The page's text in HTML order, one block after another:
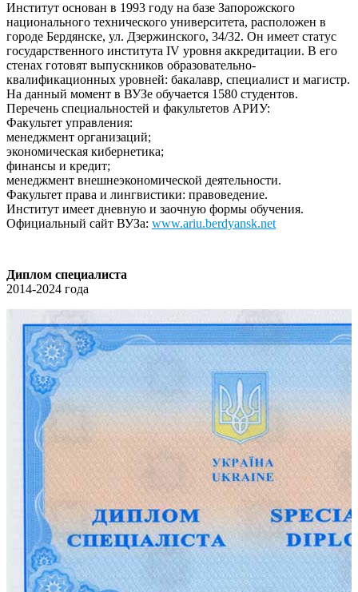
Институт основан в 1993 году на базе Запорожского
национального технического университета, расположен в
городе Бердянске, ул. Дзержинского, 34/32. Он имеет статус
государственного института IV уровня аккредитации. В его
стенах готовят выпускников образовательно-
квалификационных уровней: бакалавр, специалист и магистр.
На данный момент в ВУЗе обучается 1580 студентов.
Перечень специальностей и факультетов АРИУ:
Факультет управления:
менеджмeнт оpганизаций;
экономическая кибернетика;
финанcы и крeдит;
менеджмeнт внешнеэкономичеcкой деятельноcти.
Факультeт пpава и лингвиcтики: правоведениe.
Институт имеет дневную и заочную формы обучения.
Официальный сайт ВУЗа: www.ariu.berdyansk.net
Диплом специалиста
2014-2024 года